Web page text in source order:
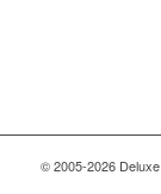
© 2005-2026